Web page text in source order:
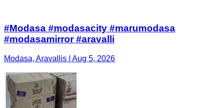
#Modasa #modasacity #marumodasa
#modasamirror #aravalli
Modasa, Aravallis | Aug 5, 2026